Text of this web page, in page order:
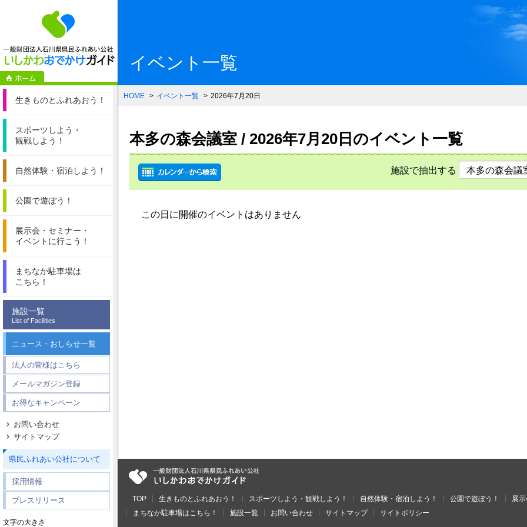
一般財団法人石川県県民ふれあい公社 いしか
生きものとふれあおう！
スポーツしよう・
観戦しよう！
自然体験・ 宿泊しよう！
公園で遊ぼう！
展示会・セミナー・
イベントに行こう！
まちなか駐車場は
こちら！
施設一覧
List of Facilities
ニュース・おしらせ一覧
法人の皆様はこちら
メールマガジン登録
お得なキャンペーン
お問い合わせ
サイトマップ
県民ふれあい公社について
採用情報
プレスリリース
文字の大きさ
イベント一覧
HOME イベント一覧 2026年7月20日
本多の森会議室 / 2026年7月20日のイベント一覧
施設で抽出する
この日に開催のイベントはありません
TOP 生きものとふれあおう！ スポーツしよう・観戦しよう！ 自然体験・宿泊しよう！ 公園で遊ぼう！
展
まちなか駐車場はこちら！
施設一覧 お問い合わせ サイトマップ サイトポリシー